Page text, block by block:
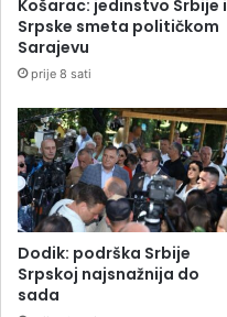
Košarac: jedinstvo Srbije i
Srpske smeta političkom
Sarajevu
prije 8 sati
Dodik: podrška Srbije
Srpskoj najsnažnija do
sada